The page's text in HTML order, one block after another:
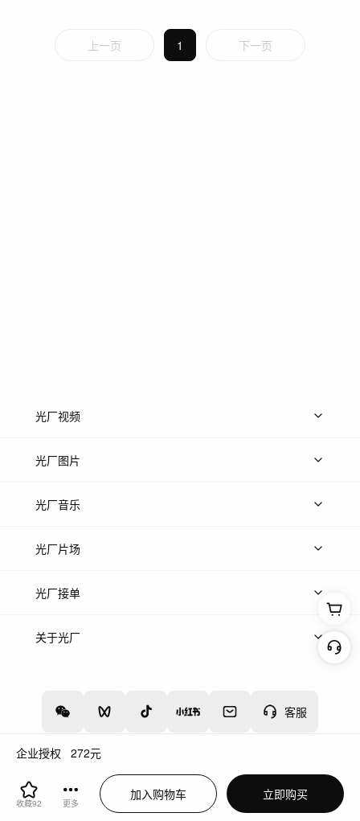
企业授权 272元
收藏92 更多
加入购物车 立即购买
上一页 1 下一页
客服
光厂视频
上传视频
光厂图片
上传图片
光厂音乐
热门音乐
光厂片场
上传案例
光厂接单
上架服务
关于光厂
增值电信业务经营许可证：川B2-20160192
蜀ICP备12020238号-4
川公网安备51019002000262
违法和不良信息举报中心